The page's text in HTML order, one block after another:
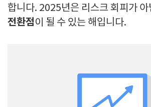
합니다. 2025년은 리스크 회피가 아
전환점이 될 수 있는 해입니다.